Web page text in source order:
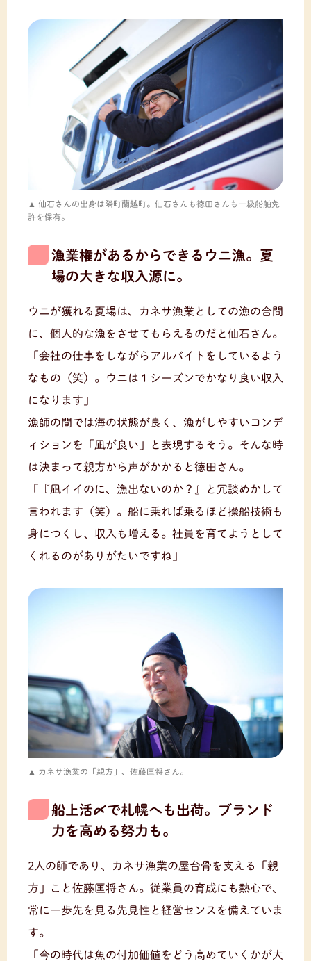
仙石さんの出身は隣町蘭越町。仙石さんも徳田さんも一級船舶免
許を保有。
漁業権があるからできるウニ漁。夏
場の大きな収入源に。
ウニが獲れる夏場は、カネサ漁業としての漁の合間
に、個人的な漁をさせてもらえるのだと仙石さん。
「会社の仕事をしながらアルバイトをしているよう
なもの（笑）。ウニは１シーズンでかなり良い収入
になります」
漁師の間では海の状態が良く、漁がしやすいコンデ
ィションを「凪が良い」と表現するそう。そんな時
は決まって親方から声がかかると徳田さん。
「『凪イイのに、漁出ないのか？』と冗談めかして
言われます（笑）。船に乗れば乗るほど操船技術も
身につくし、収入も増える。社員を育てようとして
くれるのがありがたいですね」
カネサ漁業の「親方」、佐藤匡将さん。
船上活〆で札幌へも出荷。ブランド
力を高める努力も。
2人の師であり、カネサ漁業の屋台骨を支える「親
方」こと佐藤匡将さん。従業員の育成にも熱心で、
常に一歩先を見る先見性と経営センスを備えていま
す。
「今の時代は魚の付加価値をどう高めていくかが大